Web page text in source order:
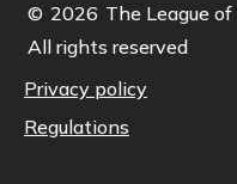
© 2026 The League
All rights reserved
Privacy policy
Regulations